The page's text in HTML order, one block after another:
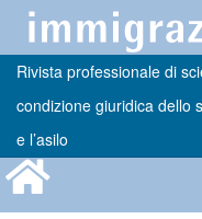
Rivista professionale di
condizione giuridica dello
e l’asilo